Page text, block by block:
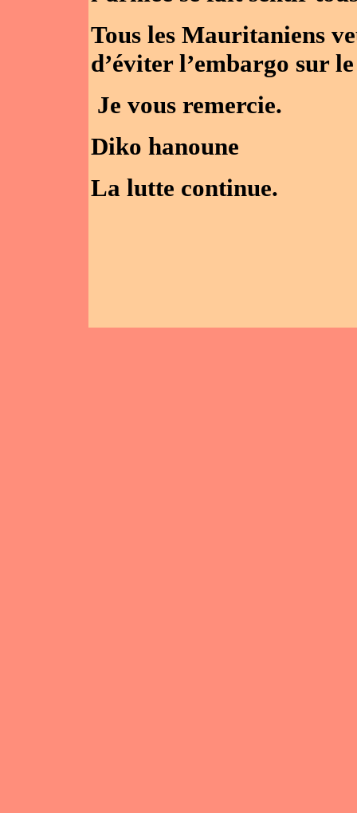
Tous les Mauritaniens
d’éviter l’embargo sur
Je
Diko
La lutte continue.